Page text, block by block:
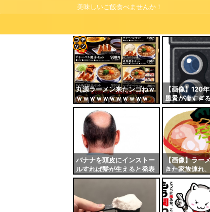
美味しいご飯食べませんか！
丸源ラーメン来たンゴねｗ
ｗｗｗｗｗｗｗｗｗｗｗ
【画像】120
風景が凄すぎ
バナナを頭皮にインストー
ルすれば髪が生えると発表
される
【画像】ラー
きた家族連れ
い残し方をし
主「二度とく
コテ
リン
- 固
定リ
自動
更新
ツー
ル